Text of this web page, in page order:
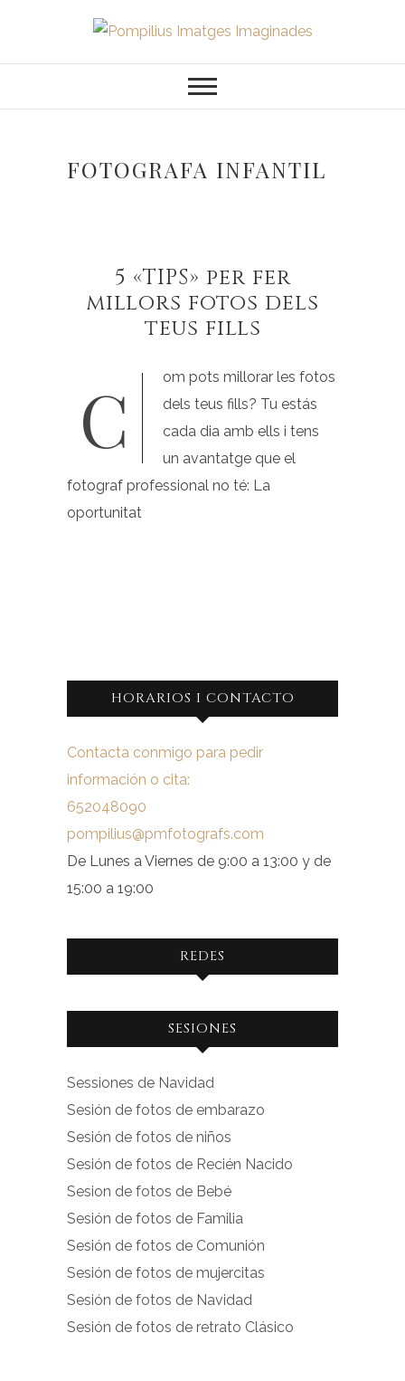
contenido
Pompilius
Imatges
Imaginades
FOTOGRAFA INFANTIL
5 «TIPS» per fer
millors fotos dels
teus fills
Com pots millorar les fotos
dels teus fills? Tu estás
cada dia amb ells i tens
un avantatge que el
fotograf professional no té: La
oportunitat
HORARIOS I CONTACTO
Contacta conmigo para pedir
información o cita:
652048090
pompilius@pmfotografs.com
De Lunes a Viernes de 9:00 a 13:00 y de
15:00 a 19:00
REDES
Ver
facebook.com
en
Facebook
Ver
instagram.com
en
Instagram
SESIONES
Sessiones de Navidad
Sesión de fotos de embarazo
Sesión de fotos de niños
Sesión de fotos de Recién Nacido
Sesion de fotos de Bebé
Sesión de fotos de Familia
Sesión de fotos de Comunión
Sesión de fotos de mujercitas
Sesión de fotos de Navidad
Sesión de fotos de retrato Clásico